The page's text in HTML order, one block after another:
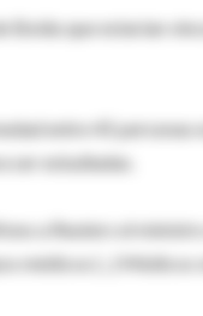
que estarían
entre 45 personas
ser estudiadas.
a Reuters el ministro
médicos (...) Médicos